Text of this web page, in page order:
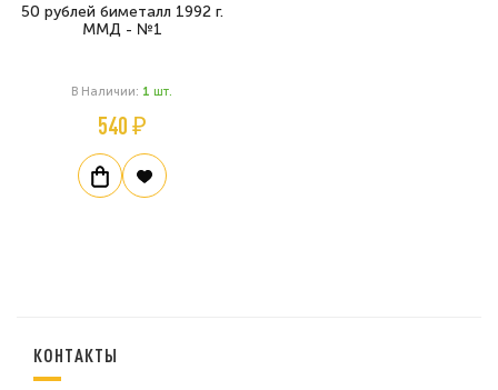
50 рублей биметалл 1992 г.
ММД - №1
В Наличии: 1 Шт.
540 ₽
КОНТАКТЫ